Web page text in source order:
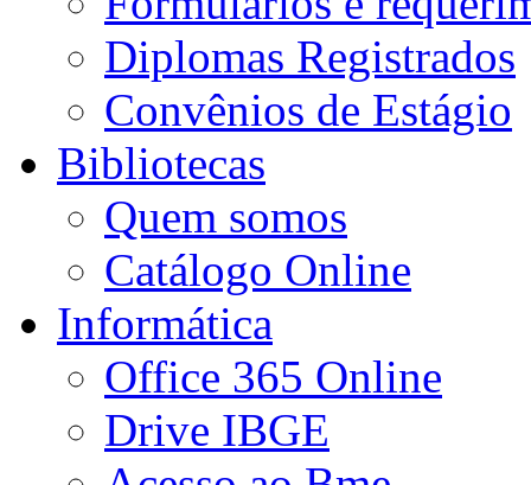
Diplomas Registrados
Convênios de Estágio
Bibliotecas
Quem somos
Catálogo Online
Informática
Office 365 Online
Drive IBGE